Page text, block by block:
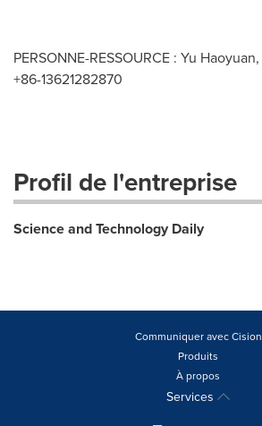
PERSONNE-RESSOURCE : Yu Haoyuan,
+86-13621282870
Profil de l'entreprise
Science and Technology Daily
Communiquer avec Cision
Produits
À propos
Services